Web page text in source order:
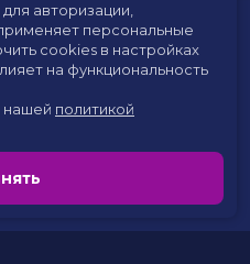
авторизации,
персональные
cookies в настройках
на функциональность
нашей политикой